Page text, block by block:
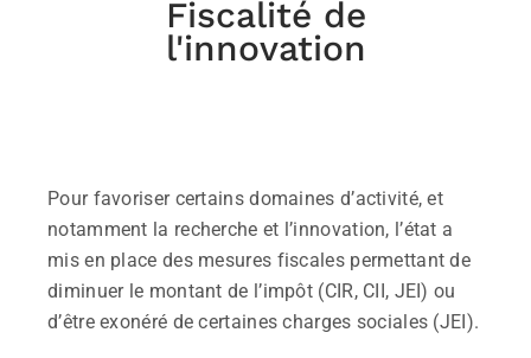
Fiscalité de
l'innovation
Pour favoriser certains domaines d’activité, et
notamment la recherche et l’innovation, l’état a
mis en place des mesures fiscales permettant de
diminuer le montant de l’impôt (CIR, CII, JEI) ou
d’être exonéré de certaines charges sociales (JEI).